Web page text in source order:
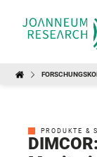
PRODUKTE &